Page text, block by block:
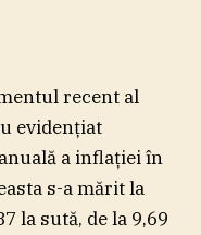
recent al
evidenţiat
a inflaţiei în
s-a mărit la
la sută, de la 9,69